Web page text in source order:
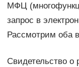
МФЦ
запрос в
Рассмотрим оба
Свидетельство о